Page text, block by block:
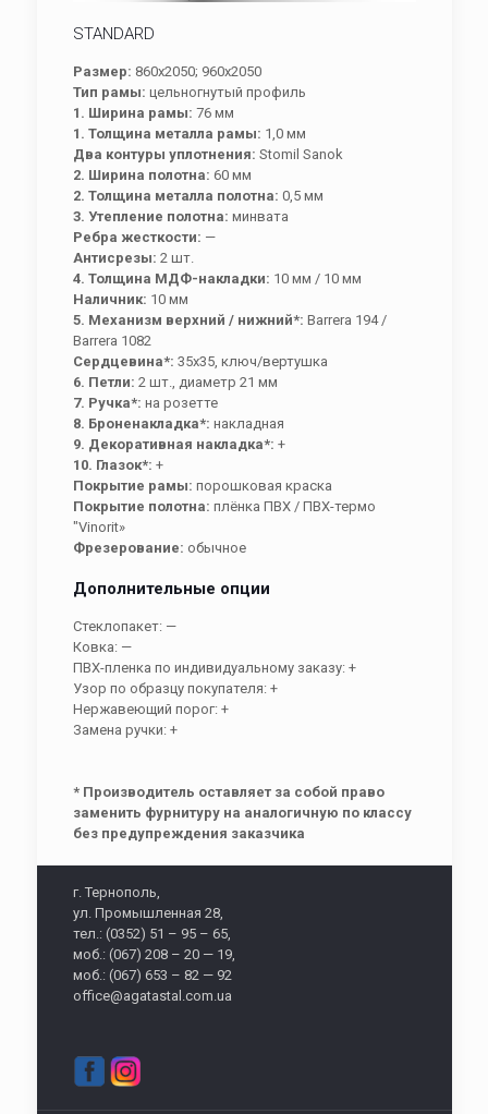
STANDARD
Размер: 860х2050; 960х2050
Тип рамы: цельногнутый профиль
1. Ширина рамы: 76 мм
1. Толщина металла рамы: 1,0 мм
Два контуры уплотнения: Stomil Sanok
2. Ширина полотна: 60 мм
2. Толщина металла полотна: 0,5 мм
3. Утепление полотна: минвата
Ребра жесткости: —
Антисрезы: 2 шт.
4. Толщина МДФ-накладки: 10 мм / 10 мм
Наличник: 10 мм
5. Механизм верхний / нижний*: Barrera 194 /
Barrera 1082
Сердцевина*: 35х35, ключ/вертушка
6. Петли: 2 шт., диаметр 21 мм
7. Ручка*: на розетте
8. Броненакладка*: накладная
9. Декоративная накладка*: +
10. Глазок*: +
Покрытие рамы: порошковая краска
Покрытие полотна: плёнка ПВХ / ПВХ-термо
"Vinorit»
Фрезерование: обычное
Дополнительные опции
Стеклопакет: —
Ковка: —
ПВХ-пленка по индивидуальному заказу: +
Узор по образцу покупателя: +
Нержавеющий порог: +
Замена ручки: +
* Производитель оставляет за собой право
заменить фурнитуру на аналогичную по классу
без предупреждения заказчика
г. Тернополь,
ул. Промышленная 28,
тел.: (0352) 51 – 95 – 65,
моб.: (067) 208 – 20 — 19,
моб.: (067) 653 – 82 — 92
office@agatastal.com.ua